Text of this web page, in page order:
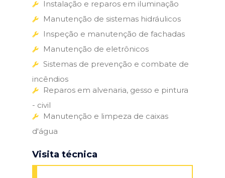
Instalação e reparos em iluminação
Manutenção de sistemas hidráulicos
Inspeção e manutenção de fachadas
Manutenção de eletrônicos
Sistemas de prevenção e combate de
incêndios
Reparos em alvenaria, gesso e pintura
- civil
Manutenção e limpeza de caixas
d'água
Visita técnica